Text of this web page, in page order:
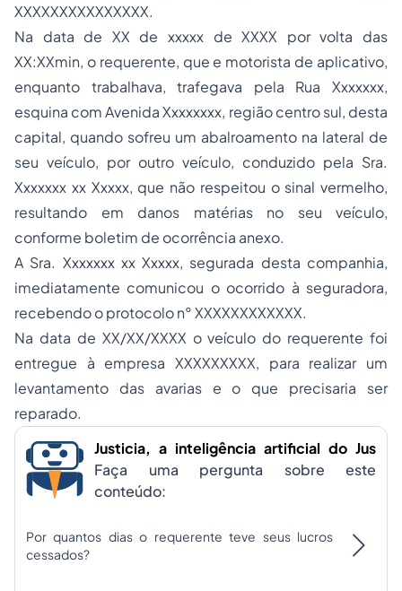
XXXXXXXXXXXXXXX.
Na data de XX de xxxxx de XXXX por volta das
XX:XXmin, o requerente, que e motorista de aplicativo,
enquanto trabalhava, trafegava pela Rua Xxxxxxx,
esquina com Avenida Xxxxxxxx, região centro sul, desta
capital, quando sofreu um abalroamento na lateral de
seu veículo, por outro veículo, conduzido pela Sra.
Xxxxxxx xx Xxxxx, que não respeitou o sinal vermelho,
resultando em danos matérias no seu veículo,
conforme boletim de ocorrência anexo.
A Sra. Xxxxxxx xx Xxxxx, segurada desta companhia,
imediatamente comunicou o ocorrido à seguradora,
recebendo o protocolo n° XXXXXXXXXXXX.
Na data de XX/XX/XXXX o veículo do requerente foi
entregue à empresa XXXXXXXXX, para realizar um
levantamento das avarias e o que precisaria ser
reparado.
Justicia, a inteligência artificial do Jus
Faça uma pergunta sobre este
conteúdo:
Por quantos dias o requerente teve seus lucros
cessados?